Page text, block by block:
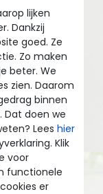
lijken
Dankzij
goed. Ze
Zo maken
beter. We
zien. Daarom
binnen
Dat doen we
Lees hier
Klik
voor
functionele
er